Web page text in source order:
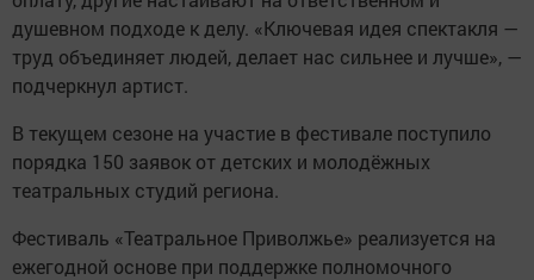
душевном подходе к делу. «Ключевая идея спектакля —
труд объединяет людей, делает нас сильнее и лучше», —
подчеркнул артист.
В текущем сезоне на участие в фестивале поступило
порядка 150 заявок от детских и молодёжных
театральных студий региона.
Фестиваль «Театральное Приволжье» реализуется на
ежегодной основе при поддержке полномочного